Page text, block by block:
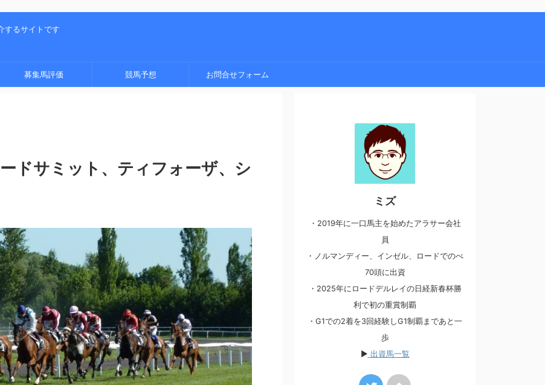
するサイトです
募集馬評価 競馬予想 お問合せフォーム
ドサミット、ティフォーザ、シ
ミズ
・2019年に一口馬主を始めたアラサー会社
員
・ノルマンディー、インゼル、ロードでのべ
70頭に出資
・2025年にロードデルレイの日経新春杯勝
利で初の重賞制覇
・G1での2着を3回経験しG1制覇まであと一
歩
▶ 出資馬一覧